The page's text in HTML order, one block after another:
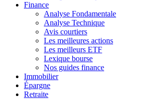
Finance
Analyse Fondamentale
Analyse Technique
Avis courtiers
Les meilleures actions
Les meilleurs ETF
Lexique bourse
Nos guides finance
Immobilier
Épargne
Retraite